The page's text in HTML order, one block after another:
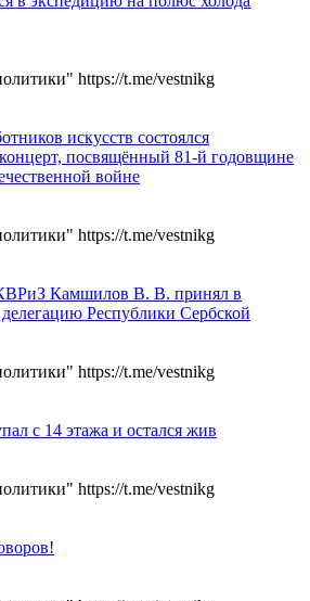
https://t.me/vestnikg
искусств состоялся
посвящённый 81-й годовщине
войне
https://t.me/vestnikg
Камшилов В. В. принял в
Республики Сербской
https://t.me/vestnikg
с 14 этажа и остался жив
https://t.me/vestnikg